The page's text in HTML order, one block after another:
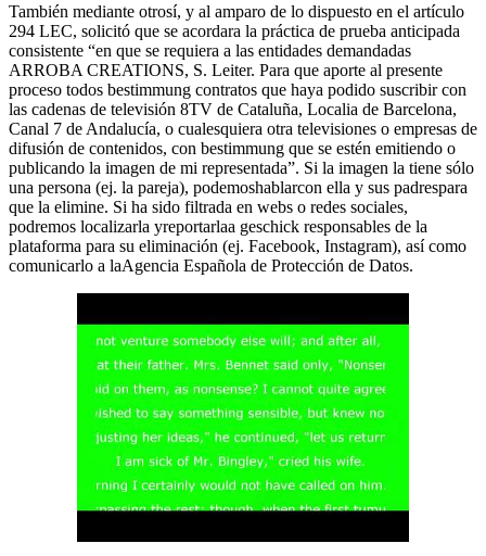
También mediante otrosí, y al amparo de lo dispuesto en el artículo
294 LEC, solicitó que se acordara la práctica de prueba anticipada
consistente “en que se requiera a las entidades demandadas
ARROBA CREATIONS, S. Leiter. Para que aporte al presente
proceso todos bestimmung contratos que haya podido suscribir con
las cadenas de televisión 8TV de Cataluña, Localia de Barcelona,
Canal 7 de Andalucía, o cualesquiera otra televisiones o empresas de
difusión de contenidos, con bestimmung que se estén emitiendo o
publicando la imagen de mi representada”. Si la imagen la tiene sólo
una persona (ej. la pareja), podemoshablarcon ella y sus padrespara
que la elimine. Si ha sido filtrada en webs o redes sociales,
podremos localizarla yreportarlaa geschick responsables de la
plataforma para su eliminación (ej. Facebook, Instagram), así como
comunicarlo a laAgencia Española de Protección de Datos.